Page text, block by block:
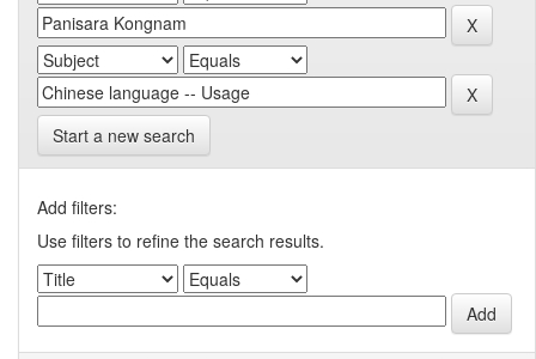
Start a new search
Add filters:
Use filters to refine the search results.